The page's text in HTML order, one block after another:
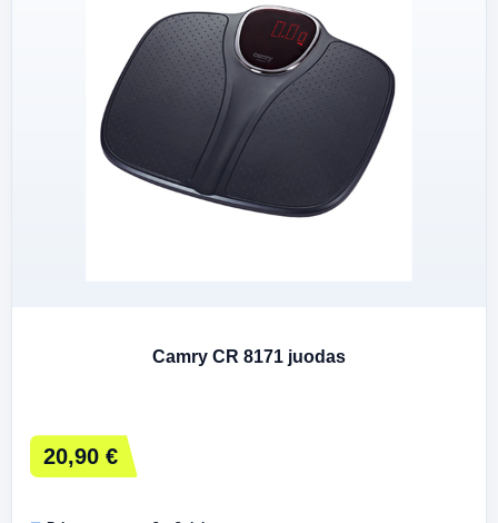
Camry CR 8171 juodas
20,90 €